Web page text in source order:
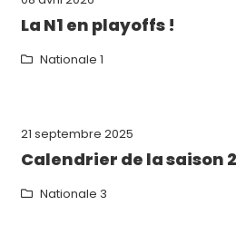
La N1 en playoffs !
Nationale 1
21 septembre 2025
Calendrier de la saison
Nationale 3